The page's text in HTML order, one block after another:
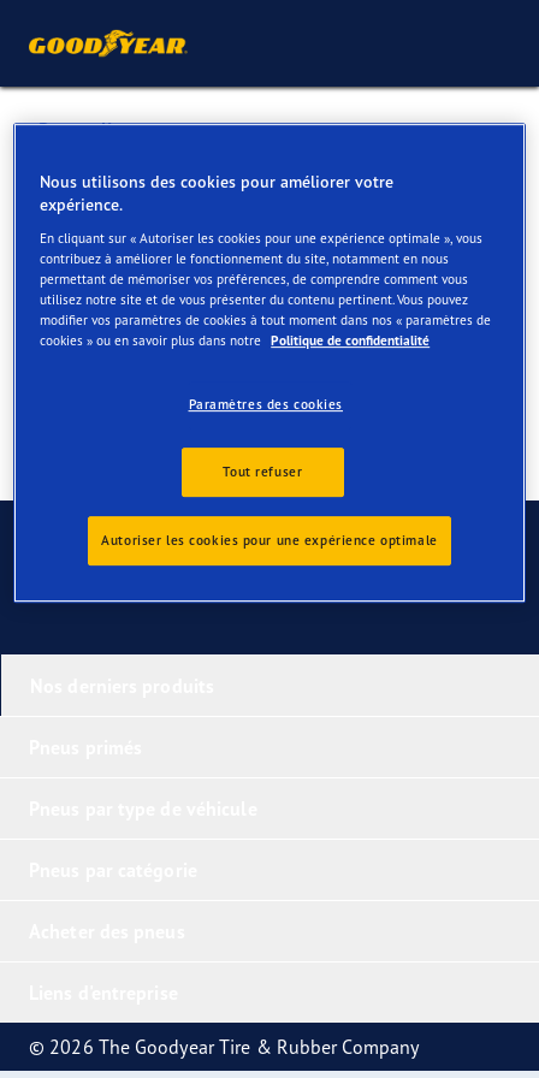
Retour liste
GARAGE VANDEPUTTE BVBA
Services disponibles en ligne et en magasin
Contact Services
Contactez-nous
© 2026 The Goodyear Tire & Rubber Company
Nous utilisons des cookies pour améliorer votre
expérience.
En cliquant sur « Autoriser les cookies pour une expérience optimale », vous
contribuez à améliorer le fonctionnement du site, notamment en nous
permettant de mémoriser vos préférences, de comprendre comment vous
utilisez notre site et de vous présenter du contenu pertinent. Vous pouvez
modifier vos paramètres de cookies à tout moment dans nos « paramètres de
cookies » ou en savoir plus dans notre Politique de confidentialité
Paramètres des cookies
Tout refuser
Autoriser les cookies pour une expérience optimale